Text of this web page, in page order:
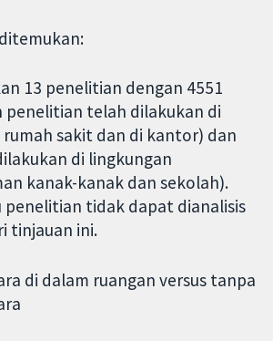
13 penelitian dengan 4551
penelitian telah dilakukan di
sakit dan di kantor) dan
di lingkungan
kanak-kanak dan sekolah).
penelitian tidak dapat dianalisis
tinjauan ini.
di dalam ruangan versus tanpa